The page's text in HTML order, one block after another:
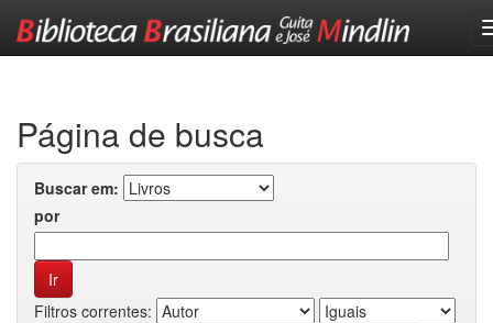
Página de busca
Buscar em:
por
Filtros correntes: